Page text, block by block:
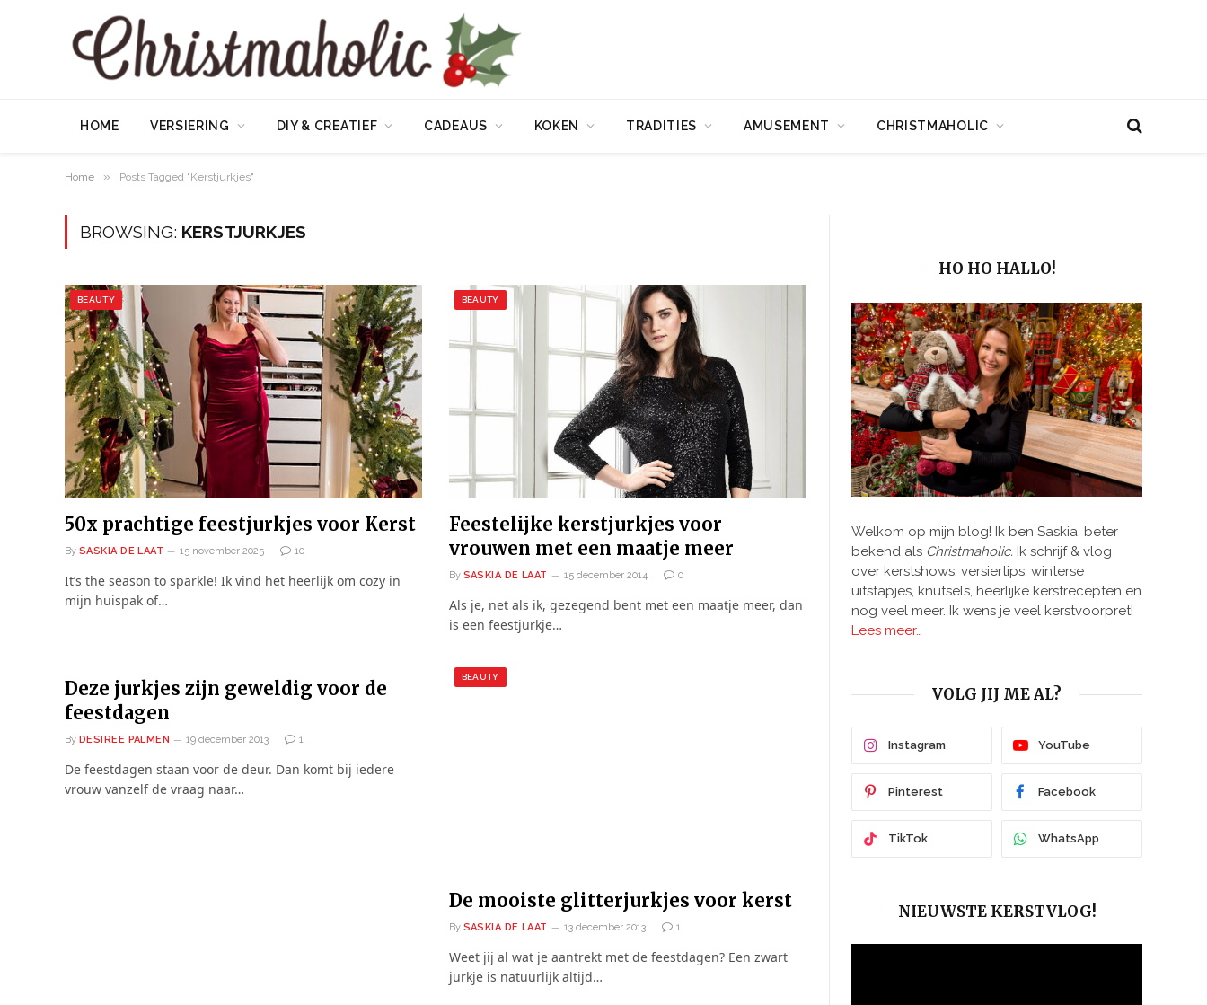
HOME VERSIERING DIY & CREATIEF CADEAUS KOKEN TRADITIES AMUSEMENT CHRISTMAHOLIC
Home » Posts Tagged "Kerstjurkjes"
BROWSING: KERSTJURKJES
BEAUTY
50x prachtige feestjurkjes voor Kerst
By SASKIA DE LAAT 15 november 2025 10
It’s the season to sparkle! Ik vind het heerlijk om cozy in
mijn huispak of…
BEAUTY
Feestelijke kerstjurkjes voor
vrouwen met een maatje meer
By SASKIA DE LAAT 15 december 2014 0
Als je, net als ik, gezegend bent met een maatje meer, dan
is een feestjurkje…
Deze jurkjes zijn geweldig voor de
feestdagen
By DESIREE PALMEN 19 december 2013 1
De feestdagen staan voor de deur. Dan komt bij iedere
vrouw vanzelf de vraag naar…
BEAUTY
De mooiste glitterjurkjes voor kerst
By SASKIA DE LAAT 13 december 2013 1
Weet jij al wat je aantrekt met de feestdagen? Een zwart
jurkje is natuurlijk altijd…
HO HO HALLO!
Welkom op mijn blog! Ik ben Saskia, beter
bekend als Christmaholic. Ik schrijf & vlog
over kerstshows, versiertips, winterse
uitstapjes, knutsels, heerlijke kerstrecepten en
nog veel meer. Ik wens je veel kerstvoorpret!
Lees meer…
VOLG JIJ ME AL?
Instagram YouTube
Pinterest Facebook
TikTok WhatsApp
NIEUWSTE KERSTVLOG!